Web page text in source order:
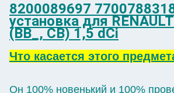
8200089697
установка для
(BB_, CB) 1,5 dCi
Что касается этого
Он 100% новенький и 100%